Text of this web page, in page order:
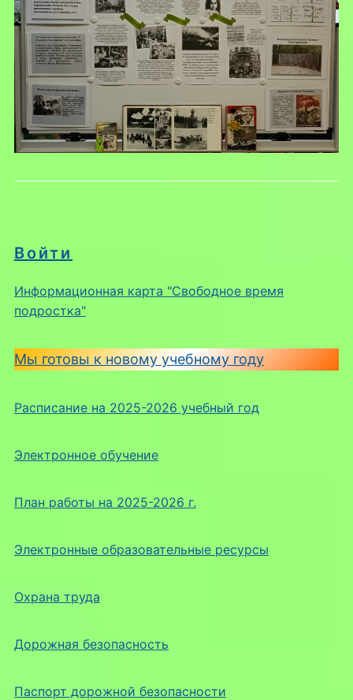
Войти
Информационная карта "Свободное время
подростка"
Мы готовы к новому учебному году
Расписание на 2025-2026 учебный год
Электронное обучение
План работы на 2025-2026 г.
Электронные образовательные ресурсы
Охрана труда
Дорожная безопасность
Паспорт дорожной безопасности